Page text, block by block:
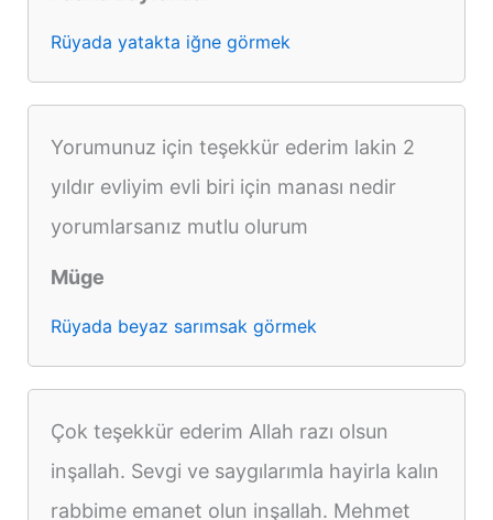
Rüyada yatakta iğne görmek
Yorumunuz için teşekkür ederim lakin 2
yıldır evliyim evli biri için manası nedir
yorumlarsanız mutlu olurum
Müge
Rüyada beyaz sarımsak görmek
Çok teşekkür ederim Allah razı olsun
inşallah. Sevgi ve saygılarımla hayirla kalın
rabbime emanet olun inşallah. Mehmet